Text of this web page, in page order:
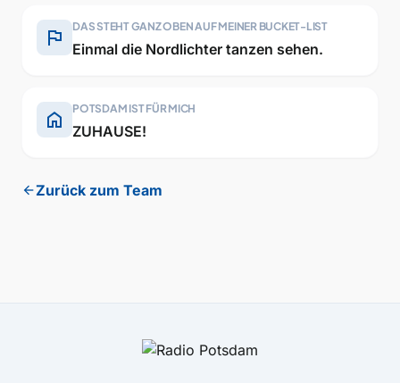
flag DAS STEHT GANZ OBEN AUF MEINER BUCKET-LIST
Einmal die Nordlichter tanzen sehen.
home POTSDAM IST FÜR MICH
ZUHAUSE!
arrow_backZurück zum Team